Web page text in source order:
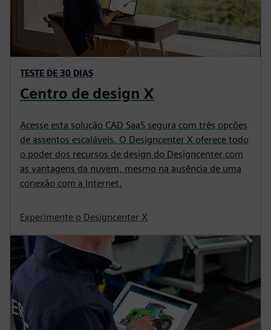
TESTE DE 30 DIAS
Centro de design X
Acesse esta solução CAD SaaS segura com três opções
de assentos escaláveis. O Designcenter X oferece todo
o poder dos recursos de design do Designcenter com
as vantagens da nuvem, mesmo na ausência de uma
conexão com a Internet.
Experimente o Designcenter X